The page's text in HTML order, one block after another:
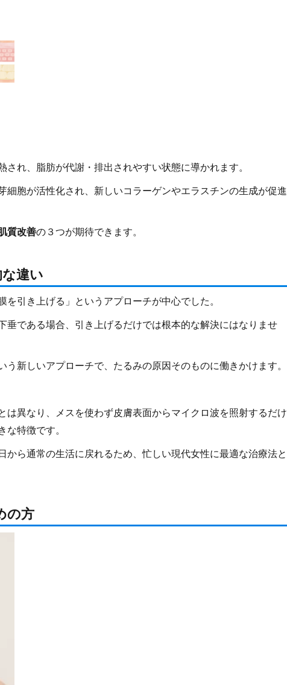
され、脂肪が代謝・排出されやすい状態に導かれます。
細胞が活性化され、新しいコラーゲンやエラスチンの生成が促進
質改善の３つが期待できます。
違い
を引き上げる」というアプローチが中心でした。
垂である場合、引き上げるだけでは根本的な解決にはなりませ
う新しいアプローチで、たるみの原因そのものに働きかけます。
は異なり、メスを使わず皮膚表面からマイクロ波を照射するだけ
な特徴です。
から通常の生活に戻れるため、忙しい現代女性に最適な治療法と
の方